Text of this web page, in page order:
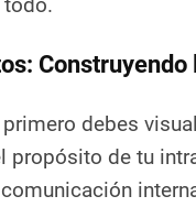
todo.
debes
propósito de tu